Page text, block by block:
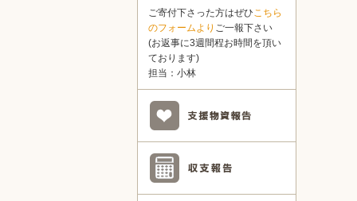
ご寄付下さった方はぜひこちら
のフォームより ご一報下さい
(お返事に3週間程お時間を頂い
ております)
担当：小林